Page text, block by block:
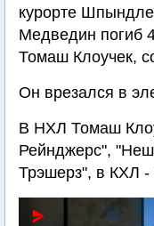
курорте
Медведин погиб
Томаш Клоучек,
Он врезался в
В НХЛ Томаш
Рейнджерс",
Трэшерз", в КХЛ -